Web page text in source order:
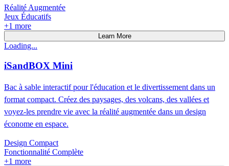
Réalité Augmentée
Jeux Éducatifs
+1 more
Learn More
Loading...
iSandBOX Mini
Bac à sable interactif pour l'éducation et le divertissement dans un
format compact. Créez des paysages, des volcans, des vallées et
voyez-les prendre vie avec la réalité augmentée dans un design
économe en espace.
Design Compact
Fonctionnalité Complète
+1 more